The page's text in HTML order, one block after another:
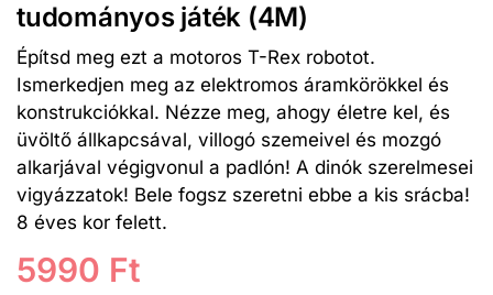
tudományos játék (4M)
Építsd meg ezt a motoros T-Rex robotot.
Ismerkedjen meg az elektromos áramkörökkel és
konstrukciókkal. Nézze meg, ahogy életre kel, és
üvöltő állkapcsával, villogó szemeivel és mozgó
alkarjával végigvonul a padlón! A dinók szerelmesei
vigyázzatok! Bele fogsz szeretni ebbe a kis srácba!
8 éves kor felett.
5990 Ft